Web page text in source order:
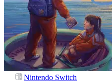
Nintendo Switch